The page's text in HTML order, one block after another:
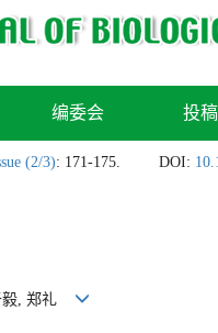
编委会 投
(2/3): 171-175. DOI:
毅, 郑礼